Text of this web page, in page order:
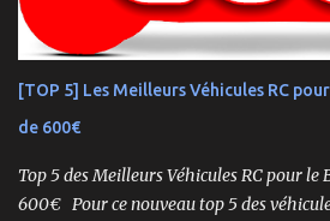
ce buggy offre une prise en main rapide ,
et une conduite précise , aussi bien sur
assemblé Moteur thermique KE21SP
Électronique installée Carrosserie peinte
[TOP 5] Les Meilleurs Véhicules RC
de 600€
Top 5 des Meilleurs Véhicules RC pour
600€ Pour ce nouveau top 5 des